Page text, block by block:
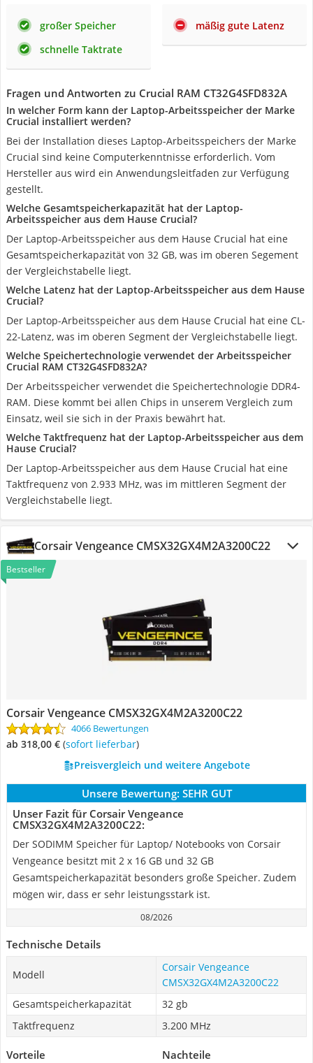
großer Speicher
schnelle Taktrate
mäßig gute Latenz
Fragen und Antworten zu Crucial RAM CT32G4SFD832A
In welcher Form kann der Laptop-Arbeitsspeicher der Marke
Crucial installiert werden?
Bei der Installation dieses Laptop-Arbeitsspeichers der Marke
Crucial sind keine Computerkenntnisse erforderlich. Vom
Hersteller aus wird ein Anwendungsleitfaden zur Verfügung
gestellt.
Welche Gesamtspeicherkapazität hat der Laptop-
Arbeitsspeicher aus dem Hause Crucial?
Der Laptop-Arbeitsspeicher aus dem Hause Crucial hat eine
Gesamtspeicherkapazität von 32 GB, was im oberen Segement
der Vergleichstabelle liegt.
Welche Latenz hat der Laptop-Arbeitsspeicher aus dem Hause
Crucial?
Der Laptop-Arbeitsspeicher aus dem Hause Crucial hat eine CL-
22-Latenz, was im oberen Segment der Vergleichstabelle liegt.
Welche Speichertechnologie verwendet der Arbeitsspeicher
Crucial RAM CT32G4SFD832A?
Der Arbeitsspeicher verwendet die Speichertechnologie DDR4-
RAM. Diese kommt bei allen Chips in unserem Vergleich zum
Einsatz, weil sie sich in der Praxis bewährt hat.
Welche Taktfrequenz hat der Laptop-Arbeitsspeicher aus dem
Hause Crucial?
Der Laptop-Arbeitsspeicher aus dem Hause Crucial hat eine
Taktfrequenz von 2.933 MHz, was im mittleren Segment der
Vergleichstabelle liegt.
Corsair Vengeance CMSX32GX4M2A3200C22
Bestseller
Corsair Vengeance CMSX32GX4M2A3200C22
4066 Bewertungen
ab 318,00 € ( Sofort lieferbar)
Preisvergleich und weitere Angebote
Unsere Bewertung: SEHR GUT
Unser Fazit für Corsair Vengeance
CMSX32GX4M2A3200C22:
Der SODIMM Speicher für Laptop/ Notebooks von Corsair
Vengeance besitzt mit 2 x 16 GB und 32 GB
Gesamtspeicherkapazität besonders große Speicher. Zudem
mögen wir, dass er sehr leistungsstark ist.
08/2026
Technische Details
Modell
Corsair Vengeance
CMSX32GX4M2A3200C22
Gesamtspeicherkapazität
32 gb
Taktfrequenz
3.200 MHz
Vorteile Nachteile